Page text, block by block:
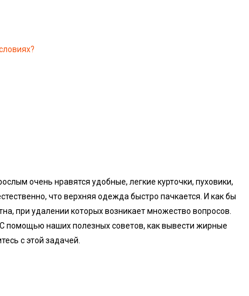
очень нравятся удобные, легкие курточки, пуховики,
что верхняя одежда быстро пачкается. И как бы
при удалении которых возникает множество вопросов.
помощью наших полезных советов, как вывести жирные
с этой задачей.